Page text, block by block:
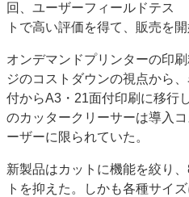
JAPAN PACK 2023 特集
中古印刷機
特集・デジタル印刷 ～ 新成長軌道を描
案内
発刊案内
JFPI印刷用語集
運営
お問い合わせ
回、ユーザーフィールドテス
トで高い評価を得て、販売を開
オンデマンドプリンターの印
ジのコストダウンの視点から
付からA3・21面付印刷に移行
のカッタークリーサーは導入
ーザーに限られていた。
新製品はカットに機能を絞り
トを抑えた。しかも各種サイ